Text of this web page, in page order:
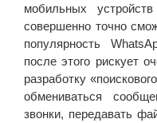
мобильных
совершенно точно
популярность
после этого рискует
разработку
обмениваться
звонки, передавать